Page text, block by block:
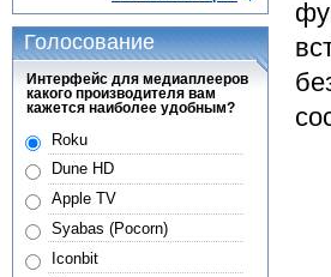
Голосование
Интерфейс для медиаплееров
какого производителя вам
кажется наиболее удобным?
Roku
Dune HD
Apple TV
Syabas (Pocorn)
Iconbit